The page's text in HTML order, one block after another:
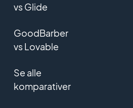
vs Glide
GoodBarber
vs Lovable
Se alle
komparativer